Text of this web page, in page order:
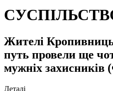
Жителі
путь провели ще
мужніх
Деталі